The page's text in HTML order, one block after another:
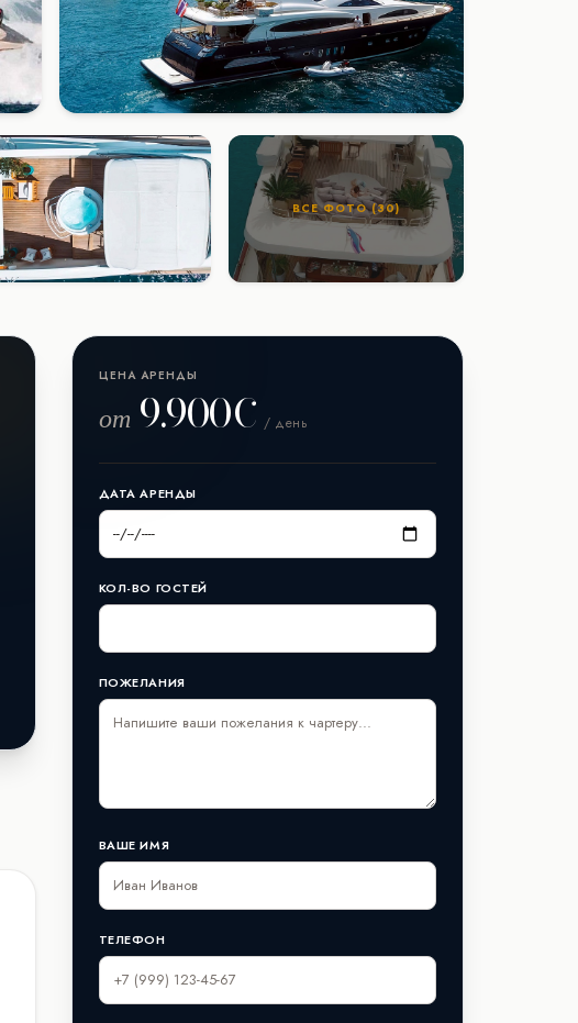
ВСЕ ФОТО (30)
ЦЕНА АРЕНДЫ
от 9.900€ / день
ДАТА АРЕНДЫ
КОЛ-ВО ГОСТЕЙ
ПОЖЕЛАНИЯ
ВАШЕ ИМЯ
ТЕЛЕФОН